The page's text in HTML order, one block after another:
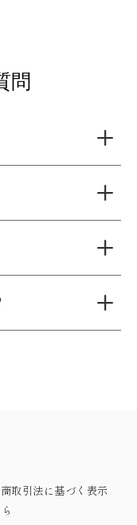
問
取引法に基づく表示